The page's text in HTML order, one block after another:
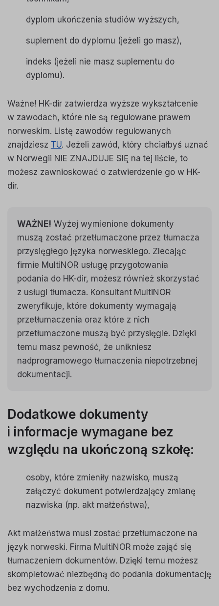
dyplom ukończenia studiów wyższych,
suplement do dyplomu (jeżeli go masz),
indeks (jeżeli nie masz suplementu do
dyplomu).
Ważne! HK-dir zatwierdza wyższe wykształcenie
w zawodach, które nie są regulowane prawem
norweskim. Listę zawodów regulowanych
znajdziesz TU. Jeżeli zawód, który chciałbyś uznać
w Norwegii NIE ZNAJDUJE SIĘ na tej liście, to
możesz zawnioskować o zatwierdzenie go w HK-
dir.
WAŻNE! Wyżej wymienione dokumenty
muszą zostać przetłumaczone przez tłumacza
przysięgłego języka norweskiego. Zlecając
firmie MultiNOR usługę przygotowania
podania do HK-dir, możesz również skorzystać
z usługi tłumacza. Konsultant MultiNOR
zweryfikuje, które dokumenty wymagają
przetłumaczenia oraz które z nich
przetłumaczone muszą być przysięgle. Dzięki
temu masz pewność, że unikniesz
nadprogramowego tłumaczenia niepotrzebnej
dokumentacji.
Dodatkowe dokumenty
i informacje wymagane bez
względu na ukończoną szkołę:
osoby, które zmieniły nazwisko, muszą
załączyć dokument potwierdzający zmianę
nazwiska (np. akt małżeństwa),
Akt małżeństwa musi zostać przetłumaczone na
język norweski. Firma MultiNOR może zająć się
tłumaczeniem dokumentów. Dzięki temu możesz
skompletować niezbędną do podania dokumentację
bez wychodzenia z domu.